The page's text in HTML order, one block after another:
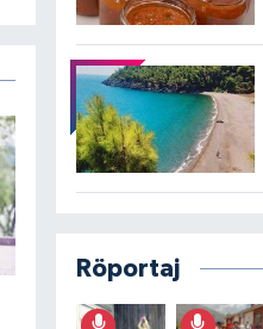
Röportaj